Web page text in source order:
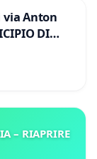
Anton
DI
– RIAPRIRE